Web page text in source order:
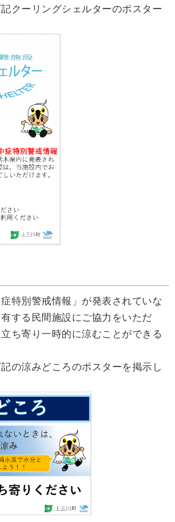
クーリングシェルターのポスター
特別警戒情報」が発表されていな
する民間施設にご協力をいただ
ち寄り一時的に涼むことができる
の涼みどころのポスターを掲示し